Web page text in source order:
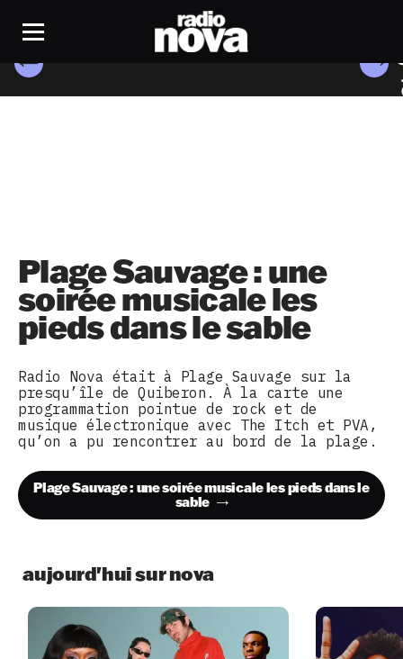
Plage Sauvage : une
soirée musicale les
pieds dans le sable
Radio Nova était à Plage Sauvage sur la
presqu’île de Quiberon. À la carte une
programmation pointue de rock et de
musique électronique avec The Itch et PVA,
qu’on a pu rencontrer au bord de la plage.
Plage Sauvage : une soirée musicale les pieds dans le
sable
aujourd'hui sur nova